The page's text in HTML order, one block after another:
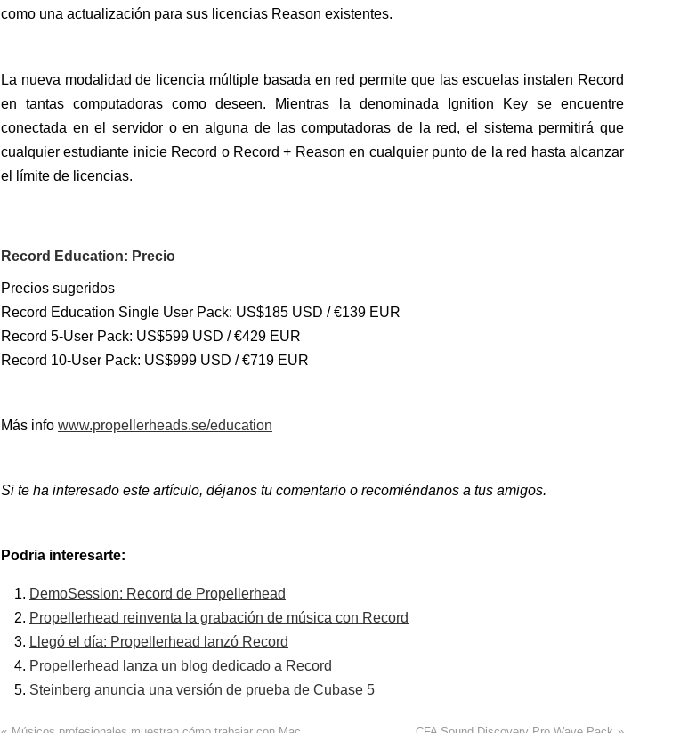
como una actualización para sus licencias Reason existentes.
La nueva modalidad de licencia múltiple basada en red permite que las escuelas instalen Record
en tantas computadoras como deseen. Mientras la denominada Ignition Key se encuentre
conectada en el servidor o en alguna de las computadoras de la red, el sistema permitirá que
cualquier estudiante inicie Record o Record + Reason en cualquier punto de la red hasta alcanzar
el límite de licencias.
Record Education: Precio
Precios sugeridos
Record Education Single User Pack: US$185 USD / €139 EUR
Record 5-User Pack: US$599 USD / €429 EUR
Record 10-User Pack: US$999 USD / €719 EUR
Más info www.propellerheads.se/education
Si te ha interesado este artículo, déjanos tu comentario o recomiéndanos a tus amigos.
Podria interesarte:
DemoSession: Record de Propellerhead
Propellerhead reinventa la grabación de música con Record
Llegó el día: Propellerhead lanzó Record
Propellerhead lanza un blog dedicado a Record
Steinberg anuncia una versión de prueba de Cubase 5